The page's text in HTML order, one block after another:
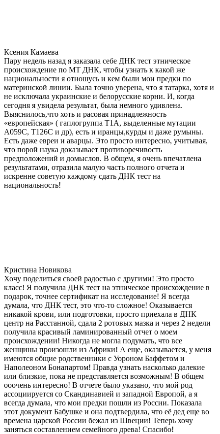
Ксения Камаева
Пару недель назад я заказала себе ДНК тест этническое
происхождение по МТ ДНК, чтобы узнать к какой же
национальности я отношусь и кем были мои предки по
материнской линии. Была точно уверена, что я татарка, хотя и
не исключала украинские и белорусские корни. И, когда
сегодня я увидела результат, была немного удивлена.
Выяснилось,что хоть и расовая принадлежность
«европейская» ( гаплогруппа T1A, выделенные мутации
A059C, T126C и др), есть и иранцы,курды и даже румыны.
Есть даже евреи и аварцы. Это просто интересно, учитывая,
что порой наука доказывает противоречивость
предположений и домыслов. В общем, я очень впечатлена
результатами, отразила малую часть полного отчета и
искренне советую каждому сдать ДНК тест на
национальность!
Кристина Новикова
Хочу поделиться своей радостью с другими! Это просто
класс! Я получила ДНК тест на этническое происхождение в
подарок, точнее сертификат на исследование! Я всегда
думала, что ДНК тест, это что-то сложное! Оказывается
никакой крови, или подготовки, просто приехала в ДНК
центр на Расстанной, сдала 2 ротовых мазка и через 2 недели
получила красивый ламинированный отчет о моем
происхождении! Никогда не могла подумать, что все
женщины произошли из Африки! А еще, оказывается, у меня
имеются общие родственники с Уороном Баффетом и
Наполеоном Бонапартом! Правда узнать насколько далекие
или близкие, пока не представляется возможным! В общем
ооочень интересно! В отчете было указано, что мой род
ассоциируется со Скандинавией и западной Европой, а я
всегда думала, что мои предки пошли из России. Показала
этот документ Бабушке и она подтвердила, что её дед еще во
времена царской России бежал из Швеции! Теперь хочу
заняться составлением семейного древа! Спасибо!